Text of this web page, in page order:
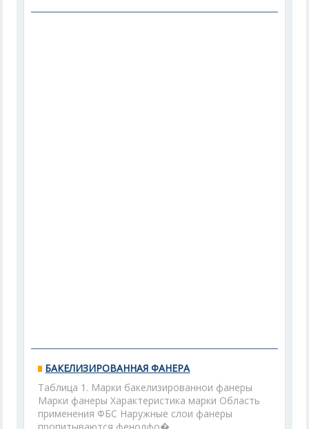
БАКЕЛИЗИРОВАННАЯ ФАНЕРА
Таблица 1. Марки бакелизированнои фанеры
Марки фанеры Характеристика марки Область
применения ФБС Наружные слои фанеры